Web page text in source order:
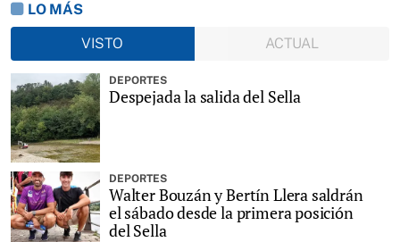
LO MÁS
VISTO
ACTUAL
DEPORTES
Despejada la salida del Sella
DEPORTES
Walter Bouzán y Bertín Llera saldrán
el sábado desde la primera posición
del Sella